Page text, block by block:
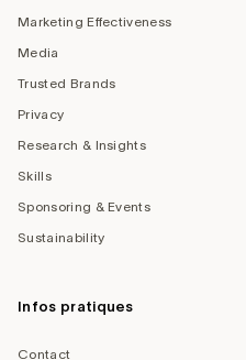
Marketing Effectiveness
Media
Trusted Brands
Privacy
Research & Insights
Skills
Sponsoring & Events
Sustainability
Infos pratiques
Contact